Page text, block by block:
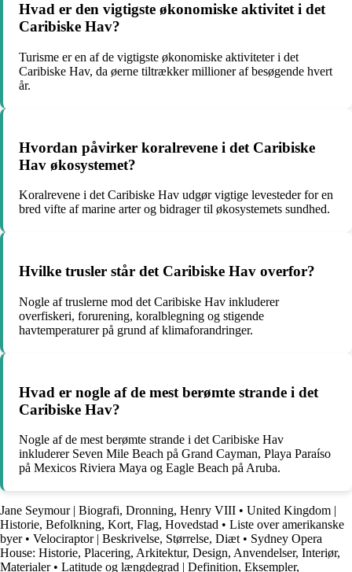
Hvad er den vigtigste økonomiske aktivitet i det
Caribiske Hav?
Turisme er en af de vigtigste økonomiske aktiviteter i det
Caribiske Hav, da øerne tiltrækker millioner af besøgende hvert
år.
Hvordan påvirker koralrevene i det Caribiske
Hav økosystemet?
Koralrevene i det Caribiske Hav udgør vigtige levesteder for en
bred vifte af marine arter og bidrager til økosystemets sundhed.
Hvilke trusler står det Caribiske Hav overfor?
Nogle af truslerne mod det Caribiske Hav inkluderer
overfiskeri, forurening, koralblegning og stigende
havtemperaturer på grund af klimaforandringer.
Hvad er nogle af de mest berømte strande i det
Caribiske Hav?
Nogle af de mest berømte strande i det Caribiske Hav
inkluderer Seven Mile Beach på Grand Cayman, Playa Paraíso
på Mexicos Riviera Maya og Eagle Beach på Aruba.
Jane Seymour | Biografi, Dronning, Henry VIII • United Kingdom |
Historie, Befolkning, Kort, Flag, Hovedstad • Liste over amerikanske
byer• Velociraptor | Beskrivelse, Størrelse, Diæt • Sydney Opera
House: Historie, Placering, Arkitektur, Design, Anvendelser, Interiør,
Materialer• Latitude og længdegrad | Definition, Eksempler,